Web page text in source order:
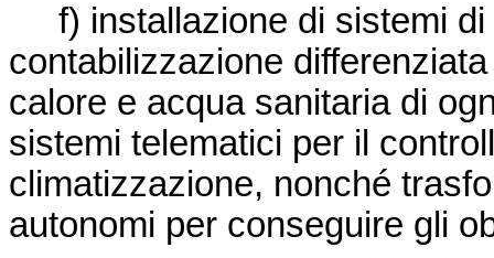
f) installazione di sistemi di
contabilizzazione
calore e acqua sanitaria di
sistemi telematici per il
climatizzazione, nonché
autonomi per conseguire gli